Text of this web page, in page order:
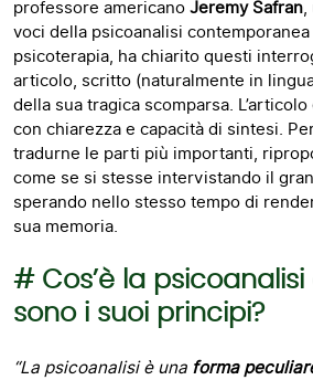
professore americanoJeremy Safran,
voci della psicoanalisi
psicoterapia, ha chiarito questi
articolo, scritto (naturalmente in
della sua tragica scomparsa.
con chiarezza e capacità di sintesi.
tradurne le parti più importanti,
come se si stesse intervistando il
sperando nello stesso tempo di
sua memoria.
# Cos’è la
sono i suoi principi?
“La psicoanalisi è una forma